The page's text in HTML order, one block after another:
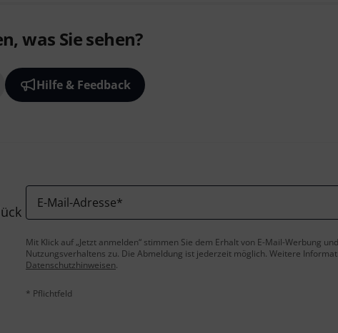
was Sie sehen?
Hilfe & Feedback
E-Mail-Adresse*
Mit Klick auf „Jetzt anmelden“ stimmen Sie dem Erhalt von E-Mail-Werbung
Nutzungsverhaltens zu. Die Abmeldung ist jederzeit möglich. Weitere
Datenschutzhinweisen.
* Pflichtfeld